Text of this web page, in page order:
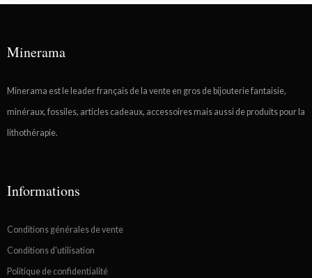
Minerama
Minerama est le leader français de la vente en gros de bijouterie fantaisie,
minéraux, fossiles, articles cadeaux, accessoires mais aussi de produits pour la
lithothérapie.
Informations
Conditions générales de vente
Conditions d'utilisation
Politique de confidentialité